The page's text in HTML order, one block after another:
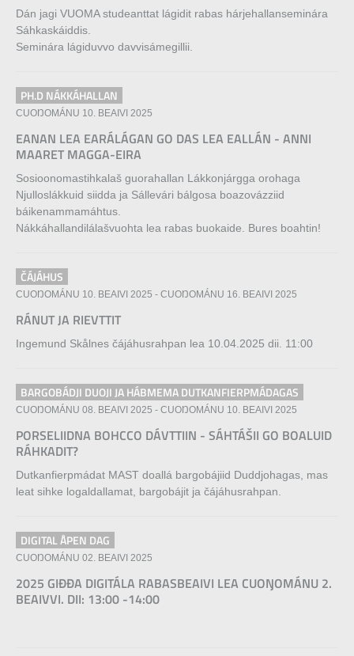
Dán jagi VUOMA studeanttat lágidit rabas hárjehallanseminára
Sáhkaskáiddis.
Seminára lágiduvvo davvisámegillii.
PH.D NÁKKÁHALLAN
CUOŊOMÁNU 10. BEAIVI 2025
EANAN LEA EARÁLÁGAN GO DAS LEA EALLÁN - ANNI
MAARET MAGGA-EIRA
Sosioonomastihkalaš guorahallan Lákkonjárgga orohaga
Njulloslákkuid siidda ja Sállevári bálgosa boazovázziid
báikenammamáhtus.
Nákkáhallandilálašvuohta lea rabas buokaide. Bures boahtin!
ČÁJÁHUS
CUOŊOMÁNU 10. BEAIVI 2025 - CUOŊOMÁNU 16. BEAIVI 2025
RÁNUT JA RIEVTTIT
Ingemund Skålnes čájáhusrahpan lea 10.04.2025 dii. 11:00
BARGOBÁDJI DUOJI JA HÁBMEMA DUTKANFIERPMÁDAGAS
CUOŊOMÁNU 08. BEAIVI 2025 - CUOŊOMÁNU 10. BEAIVI 2025
PORSELIIDNA BOHCCO DÁVTTIIN - SÁHTÁŠII GO BOALUID
RÁHKADIT?
Dutkanfierpmádat MAST doallá bargobájiid Duddjohagas, mas
leat sihke logaldallamat, bargobájit ja čájáhusrahpan.
DIGITAL ÅPEN DAG
CUOŊOMÁNU 02. BEAIVI 2025
2025 GIĐĐA DIGITÁLA RABASBEAIVI LEA CUOŊOMÁNU 2.
BEAIVVI. DII: 13:00 -14:00